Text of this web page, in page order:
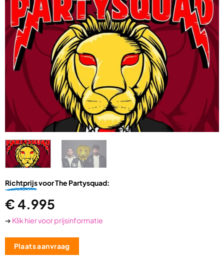
Richtprijsvoor The Partysquad:
€ 4.995
➔ Klik hier voor prijsinformatie
Plaats aanvraag